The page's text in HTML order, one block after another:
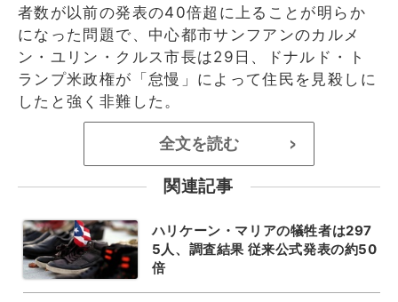
者数が以前の発表の40倍超に上ることが明らか
になった問題で、中心都市サンフアンのカルメ
ン・ユリン・クルス市長は29日、ドナルド・ト
ランプ米政権が「怠慢」によって住民を見殺しに
したと強く非難した。
全文を読む >
関連記事
ハリケーン・マリアの犠牲者は297
5人、調査結果 従来公式発表の約50
倍